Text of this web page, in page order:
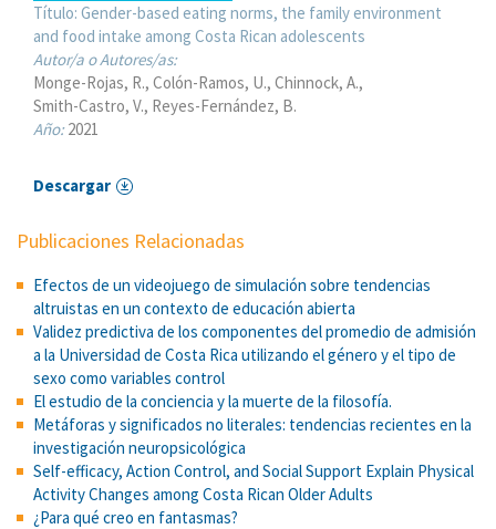
Título: Gender-based eating norms, the family environment
and food intake among Costa Rican adolescents
Autor/a o Autores/as:
Monge-Rojas, R. Colón-Ramos, U. Chinnock, A.
Smith-Castro, V. Reyes-Fernández, B.
Año:2021
Descargar
Publicaciones Relacionadas
Efectos de un videojuego de simulación sobre tendencias
altruistas en un contexto de educación abierta
Validez predictiva de los componentes del promedio de admisión
a la Universidad de Costa Rica utilizando el género y el tipo de
sexo como variables control
El estudio de la conciencia y la muerte de la filosofía.
Metáforas y significados no literales: tendencias recientes en la
investigación neuropsicológica
Self-efficacy, Action Control, and Social Support Explain Physical
Activity Changes among Costa Rican Older Adults
¿Para qué creo en fantasmas?